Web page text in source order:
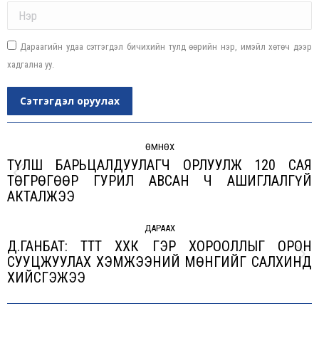
Дараагийн удаа сэтгэгдэл бичихийн тулд өөрийн нэр, имэйл хөтөч дээр
хадгална уу.
Сэтгэгдэл оруулах
ӨМНӨХ
Previous
ТҮЛШ БАРЬЦАЛДУУЛАГЧ ОРЛУУЛЖ 120 САЯ
ТӨГРӨГӨӨР ГУРИЛ АВСАН Ч АШИГЛАЛГҮЙ
АКТАЛЖЭЭ
ДАРААХ
Next
Д.ГАНБАТ: ТТТ ХХК ГЭР ХОРООЛЛЫГ ОРОН
СУУЦЖУУЛАХ ХЭМЖЭЭНИЙ МӨНГИЙГ САЛХИНД
ХИЙСГЭЖЭЭ